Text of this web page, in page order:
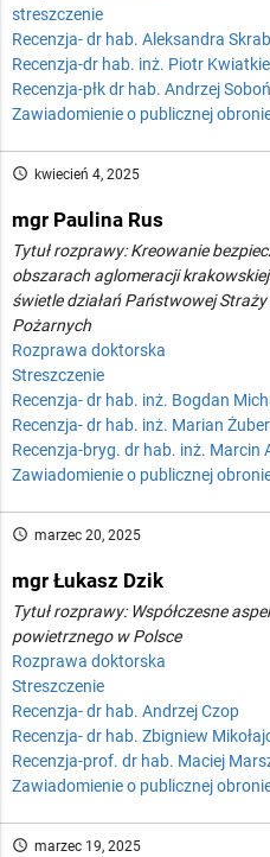
streszczenie
Recenzja- dr hab. Aleksandra
Recenzja-dr hab. inż. Piotr
Recenzja-płk dr hab. Andrzej
Zawiadomienie o publicznej
access_time kwiecień 4, 2025
mgr Paulina Rus
Tytuł rozprawy: Kreowanie
obszarach aglomeracji
świetle działań Państwowej
Pożarnych
Rozprawa doktorska
Streszczenie
Recenzja- dr hab. inż. Bogdan
Recenzja- dr hab. inż. Marian Żuber
Recenzja-bryg. dr hab. inż. Marcin
Zawiadomienie o publicznej
access_time marzec 20, 2025
mgr Łukasz Dzik
Tytuł rozprawy: Współczesne
powietrznego w Polsce
Rozprawa doktorska
Streszczenie
Recenzja- dr hab. Andrzej Czop
Recenzja- dr hab. Zbigniew
Recenzja-prof. dr hab. Maciej
Zawiadomienie o publicznej
access_time marzec 19, 2025